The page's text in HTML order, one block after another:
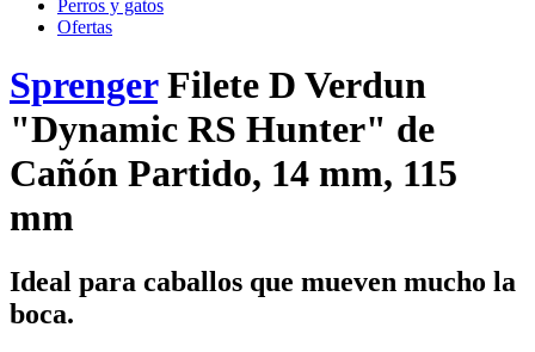
Perros y gatos
Ofertas
SprengerFilete D Verdun
"Dynamic RS Hunter" de
Cañón Partido, 14 mm, 115
mm
Ideal para caballos que mueven mucho la
boca.